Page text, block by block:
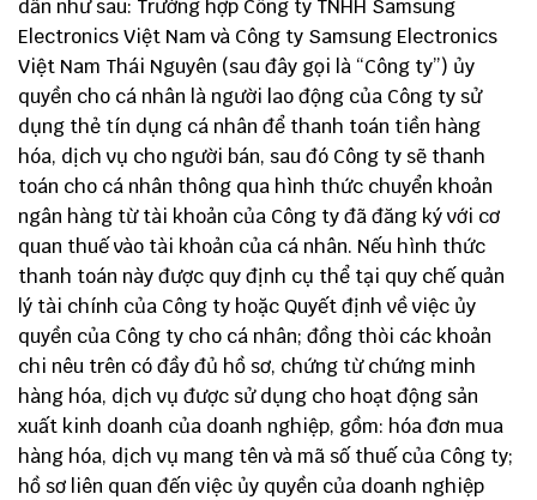
dẫn như sau: Trường hợp Công ty TNHH Samsung
Electronics Việt Nam và Công ty Samsung Electronics
Việt Nam Thái Nguyên (sau đây gọi là “Công ty”) ủy
quyền cho cá nhân là người lao động của Công ty sử
dụng thẻ tín dụng cá nhân để thanh toán tiền hàng
hóa, dịch vụ cho người bán, sau đó Công ty sẽ thanh
toán cho cá nhân thông qua hình thức chuyển khoản
ngân hàng từ tài khoản của Công ty đã đăng ký với cơ
quan thuế vào tài khoản của cá nhân. Nếu hình thức
thanh toán này được quy định cụ thể tại quy chế quản
lý tài chính của Công ty hoặc Quyết định về việc ủy
quyền của Công ty cho cá nhân; đồng thòi các khoản
chi nêu trên có đầy đủ hồ sơ, chứng từ chứng minh
hàng hóa, dịch vụ được sử dụng cho hoạt động sản
xuất kinh doanh của doanh nghiệp, gồm: hóa đơn mua
hàng hóa, dịch vụ mang tên và mã số thuế của Công ty;
hồ sơ liên quan đến việc ủy quyền của doanh nghiệp